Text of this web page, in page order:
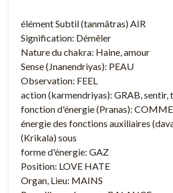
élément Subtil (tanmâtras) AIR
Signification: Démêler
Nature du chakra: Haine, amour
Sense (Jnanendriyas): PEAU
Observation: FEEL
action (karmendriyas): GRAB, sentir,
fonction d'énergie (Pranas): COMME
énergie des fonctions auxiliaires
(Krikala) sous
forme d'énergie: GAZ
Position: LOVE HATE
Organ, Lieu: MAINS